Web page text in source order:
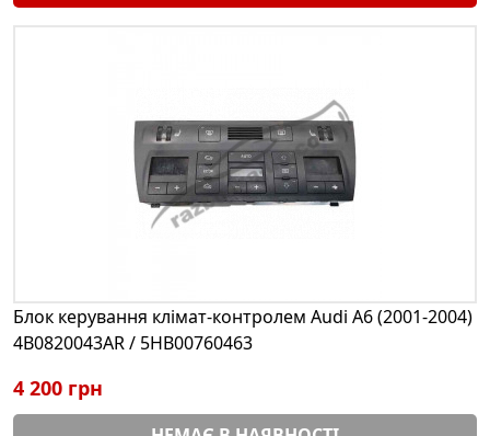
Блок керування клімат-контролем Audi A6 (2001-2004)
4B0820043AR / 5HB00760463
4 200 грн